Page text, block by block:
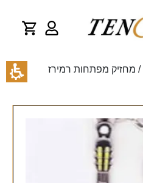
/ מחזיק מפתחות רמירז